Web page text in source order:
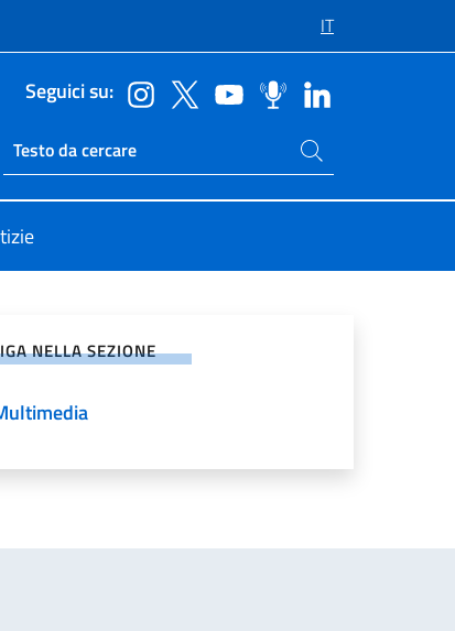
IT
Seguici su:
Ricerca sito live
Cerca nel sito
NELLA SEZIONE